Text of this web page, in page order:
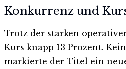
Konkurrenz und
Trotz der starken
Kurs knapp 13 Prozent.
markierte der Titel ein